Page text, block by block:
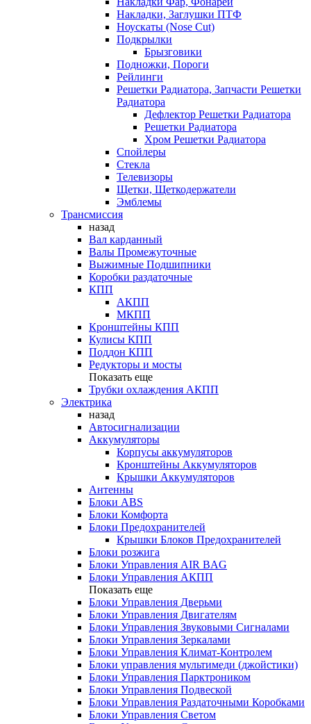
Накладки, Заглушки ПТФ
Ноускаты (Nose Cut)
Подкрылки
Брызговики
Подножки, Пороги
Рейлинги
Решетки Радиатора, Запчасти Решетки
Радиатора
Дефлектор Решетки Радиатора
Решетки Радиатора
Хром Решетки Радиатора
Спойлеры
Стекла
Телевизоры
Щетки, Щеткодержатели
Эмблемы
Трансмиссия
назад
Вал карданный
Валы Промежуточные
Выжимные Подшипники
Коробки раздаточные
КПП
АКПП
МКПП
Кронштейны КПП
Кулисы КПП
Поддон КПП
Редукторы и мосты
Показать еще
Трубки охлаждения АКПП
Электрика
назад
Автосигнализации
Аккумуляторы
Корпусы аккумуляторов
Кронштейны Аккумуляторов
Крышки Аккумуляторов
Антенны
Блоки ABS
Блоки Комфорта
Блоки Предохранителей
Крышки Блоков Предохранителей
Блоки розжига
Блоки Управления AIR BAG
Блоки Управления АКПП
Показать еще
Блоки Управления Дверьми
Блоки Управления Двигателям
Блоки Управления Звуковыми Сигналами
Блоки Управления Зеркалами
Блоки Управления Климат-Контролем
Блоки управления мультимеди (джойстики)
Блоки Управления Парктроником
Блоки Управления Подвеской
Блоки Управления Раздаточными Коробками
Блоки Управления Светом